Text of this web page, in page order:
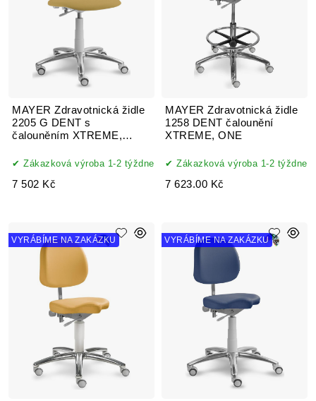
MAYER Zdravotnická židle
2205 G DENT s
čalouněním XTREME,
MYSTIC
Zákazková výroba 1-2 týždne
7 502 Kč
MAYER Zdravotnická židle
1258 DENT čalounění
XTREME, ONE
Zákazková výroba 1-2 týždne
7 623.00 Kč
VYRÁBÍME NA ZAKÁZKU VYRÁBÍME NA ZAKÁZKU